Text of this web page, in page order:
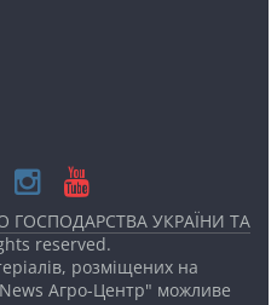
ГОСПОДАРСТВА УКРАЇНИ ТА
reserved.
розміщених на
Агро-Центр" можливе